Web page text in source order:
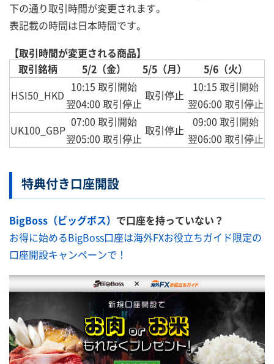
下の通り取引時間が変更されます。
表記載の時間は日本時間です。
【取引時間が変更される商品】
取引銘柄
5/2（金） 5/5（月）
5/6（火）
HSI50_HKD
10:15 取引開始
翌04:00 取引停止
取引停止
10:15 取引開始
翌06:00 取引停止
UK100_GBP
07:00 取引開始
翌05:00 取引停止
取引停止
09:00 取引開始
翌06:00 取引停止
特典付き口座開設
BigBoss（ビッグボス） で口座を持っていない？
お得に始めるBigBoss口座は海外FXお役立ちガイド限定の
口座開設キャンペーンで！